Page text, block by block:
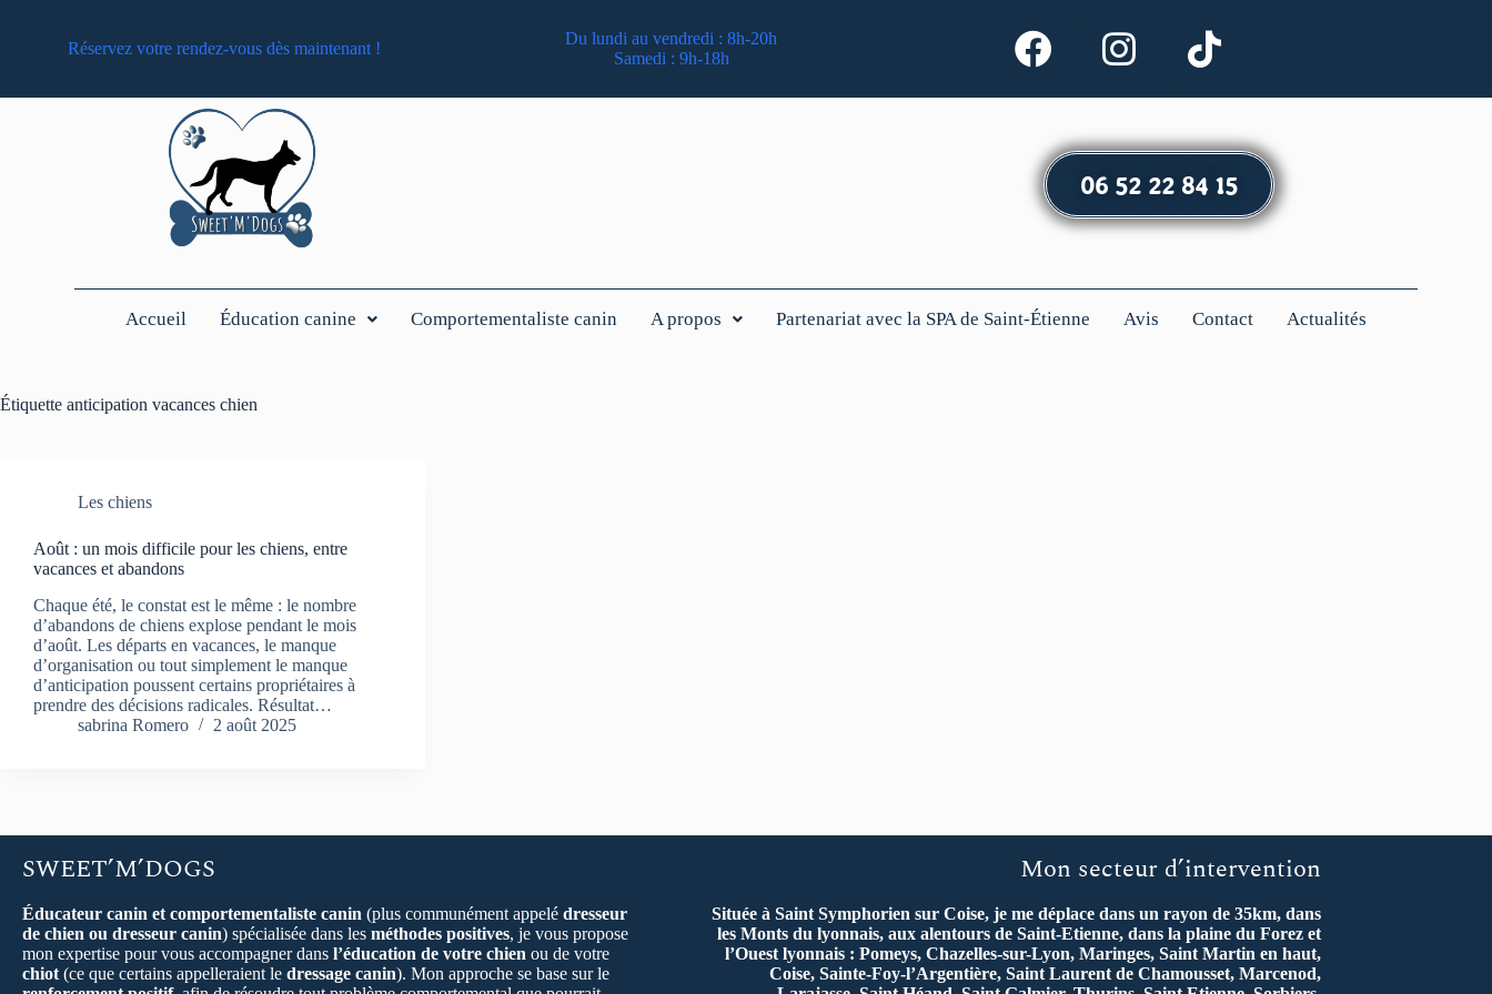
Réservez votre rendez-vous dès maintenant !
Du lundi au vendredi : 8h-20h
Samedi : 9h-18h
06 52 22 84 15
Accueil Éducation canine Comportementaliste canin A propos Partenariat avec la SPA de Saint-Étienne Avis Contact Actualités
Étiquette anticipation vacances chien
Les chiens
Août : un mois difficile pour les chiens, entre
vacances et abandons
Chaque été, le constat est le même : le nombre
d’abandons de chiens explose pendant le mois
d’août. Les départs en vacances, le manque
d’organisation ou tout simplement le manque
d’anticipation poussent certains propriétaires à
prendre des décisions radicales. Résultat…
sabrina Romero
2 août 2025
SWEET’M’DOGS
Éducateur canin et comportementaliste canin (plus communément appelé dresseur
de chien ou dresseur canin) spécialisée dans les méthodes positives, je vous propose
mon expertise pour vous accompagner dans l’éducation de votre chien ou de votre
chiot (ce que certains appelleraient le dressage canin). Mon approche se base sur le
Mon secteur d’intervention
Située à Saint Symphorien sur Coise, je me déplace dans un rayon de 35km, dans
les Monts du lyonnais, aux alentours de Saint-Etienne, dans la plaine du Forez et
l’Ouest lyonnais : Pomeys, Chazelles-sur-Lyon, Maringes, Saint Martin en haut,
Coise, Sainte-Foy-l’Argentière, Saint Laurent de Chamousset, Marcenod,